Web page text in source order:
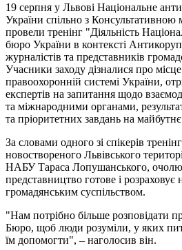
19 серпня у Львові Національне
України спільно з
провели тренінг "Діяльність
бюро України в контексті
журналістів та представників
Учасники заходу дізналися про
правоохоронній системі України,
експертів на запитання щодо
та міжнародними органами,
та пріоритетних завдань на
За словами одного зі спікерів
новоствореного Львівського
НАБУ Тараса Лопушанського,
представництво готове і розраховує
громадянським суспільством.
"Нам потрібно більше розповідати
Бюро, щоб люди розуміли, у яких
їм допомогти", – наголосив він.